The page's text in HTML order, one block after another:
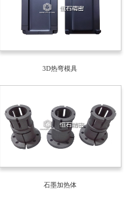
3D热弯模具
石墨加热体